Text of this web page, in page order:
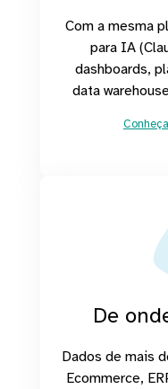
Com a mesma
para IA
dashboards,
data
De
Dados de mais
Ecommerce,